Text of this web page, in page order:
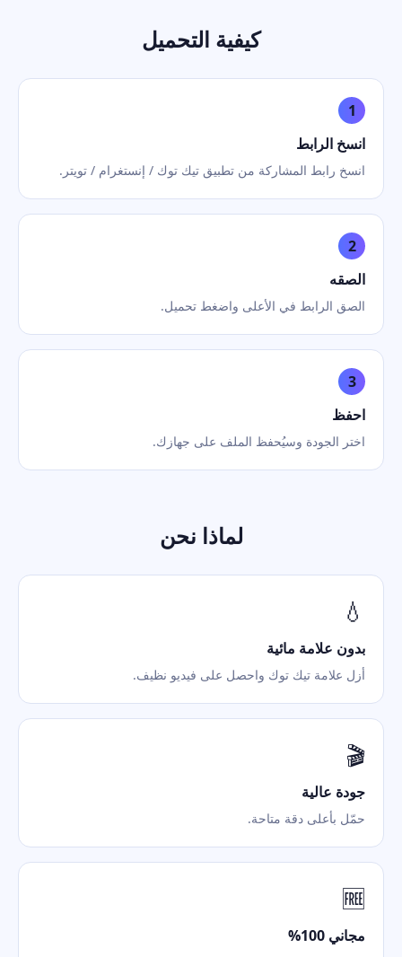
كيفية التحميل
1
انسخ الرابط
انسخ رابط المشاركة من تطبيق تيك توك / إنستغرام / تويتر.
2
الصقه
الصق الرابط في الأعلى واضغط تحميل.
3
احفظ
اختر الجودة وسيُحفظ الملف على جهازك.
لماذا نحن
💧
بدون علامة مائية
أزل علامة تيك توك واحصل على فيديو نظيف.
🎬
جودة عالية
حمّل بأعلى دقة متاحة.
🆓
مجاني 100%